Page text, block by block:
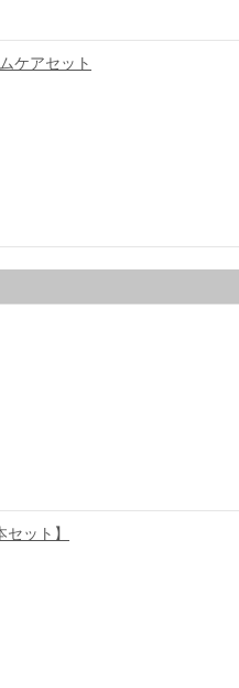
ケアセット
ット】